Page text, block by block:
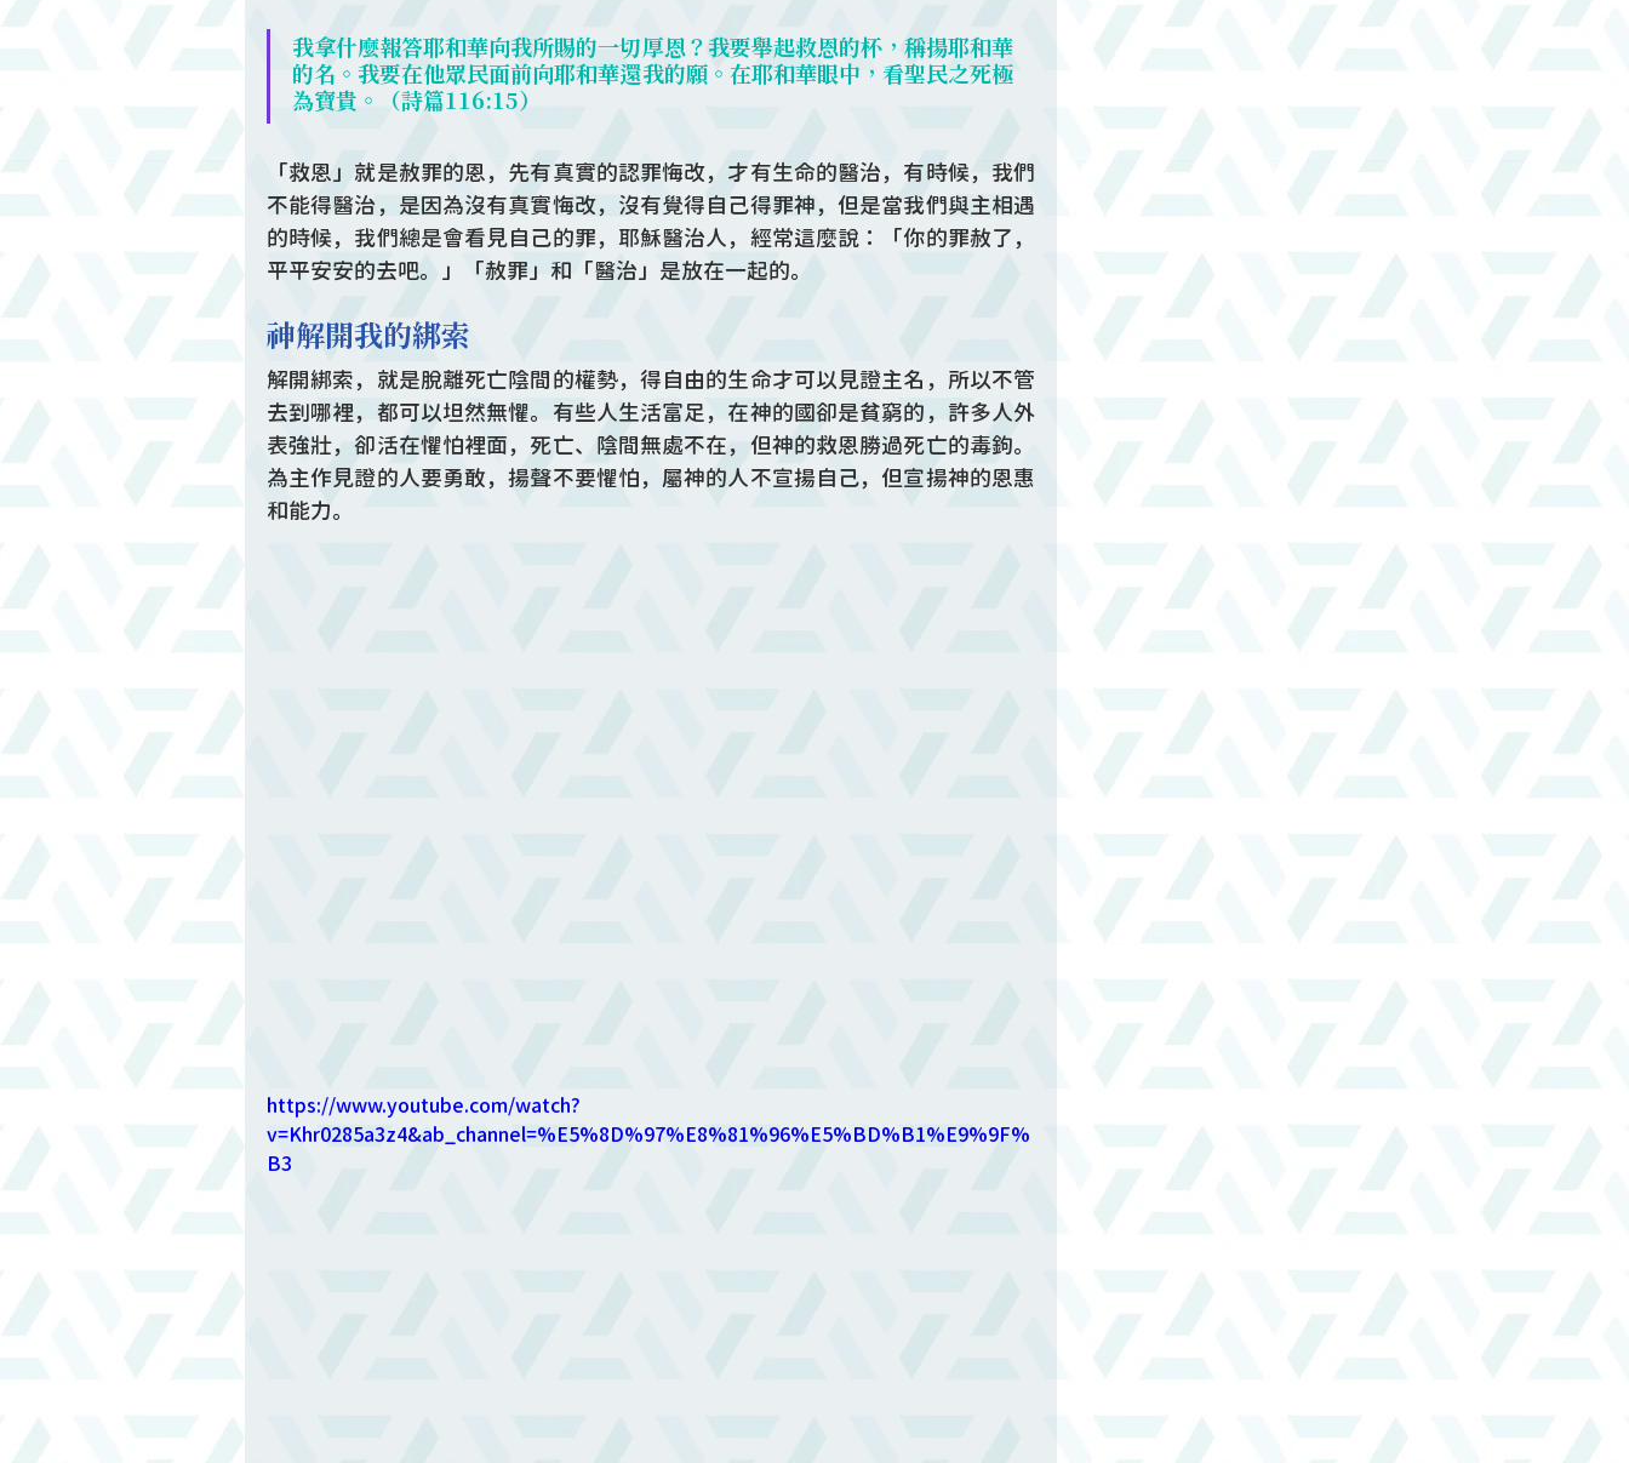
我拿什麼報答耶和華向我所賜的一切厚恩？我要舉起救恩的杯，稱揚耶和華
的名。我要在他眾民面前向耶和華還我的願。在耶和華眼中，看聖民之死極
為寶貴。（詩篇116:15）
「救恩」就是赦罪的恩，先有真實的認罪悔改，才有生命的醫治，有時候，我們
不能得醫治，是因為沒有真實悔改，沒有覺得自己得罪神，但是當我們與主相遇
的時候，我們總是會看見自己的罪，耶穌醫治人，經常這麼說：「你的罪赦了，
平平安安的去吧。」「赦罪」和「醫治」是放在一起的。
神解開我的綁索
解開綁索，就是脫離死亡陰間的權勢，得自由的生命才可以見證主名，所以不管
去到哪裡，都可以坦然無懼。有些人生活富足，在神的國卻是貧窮的，許多人外
表強壯，卻活在懼怕裡面，死亡、陰間無處不在，但神的救恩勝過死亡的毒鉤。
為主作見證的人要勇敢，揚聲不要懼怕，屬神的人不宣揚自己，但宣揚神的恩惠
和能力。
https://www.youtube.com/watch?
v=Khr0285a3z4&ab_channel=%E5%8D%97%E8%81%96%E5%BD%B1%E9%9F%
B3